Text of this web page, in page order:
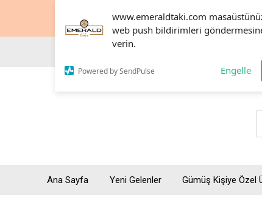
www.emeraldtaki.com
web push bildirimleri
verin.
Powered by SendPulse Engelle
Ana Sayfa Yeni Gelenler Gümüş Kişiye Özel